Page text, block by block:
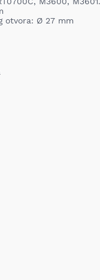
otvora: Ø 27 mm